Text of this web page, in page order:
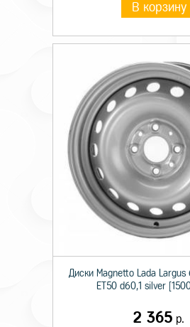
В корзину
Диски Magnetto Lada
ET50 d60,1 silver
2 365 р.